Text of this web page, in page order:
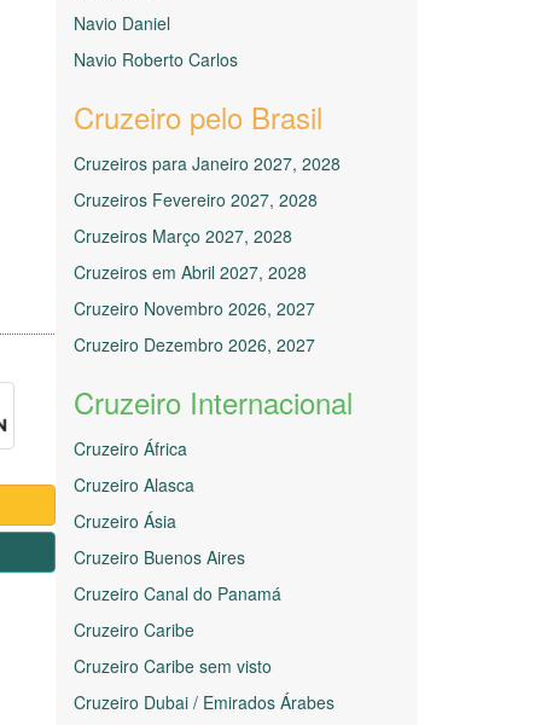
Navio Daniel
Navio Roberto Carlos
Cruzeiro pelo Brasil
Cruzeiros para Janeiro 2027, 2028
Cruzeiros Fevereiro 2027, 2028
Cruzeiros Março 2027, 2028
Cruzeiros em Abril 2027, 2028
Cruzeiro Novembro 2026, 2027
Cruzeiro Dezembro 2026, 2027
Cruzeiro Internacional
Cruzeiro África
Cruzeiro Alasca
Cruzeiro Ásia
Cruzeiro Buenos Aires
Cruzeiro Canal do Panamá
Cruzeiro Caribe
Cruzeiro Caribe sem visto
Cruzeiro Dubai / Emirados Árabes